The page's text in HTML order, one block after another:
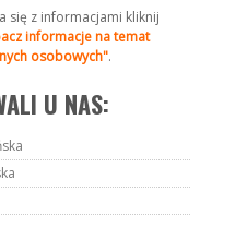
się z informacjami kliknij
informacje na temat
osobowych".
U NAS: